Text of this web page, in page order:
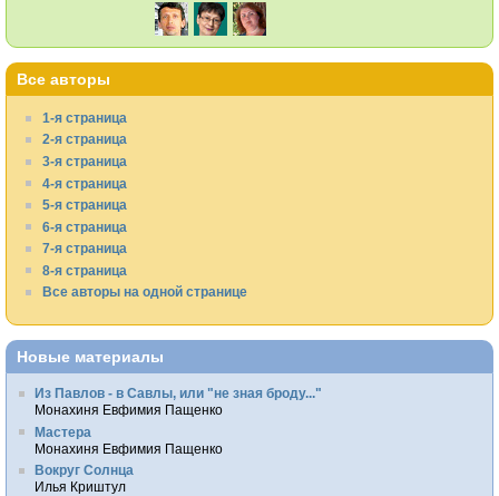
Все авторы
1-я страница
2-я страница
3-я страница
4-я страница
5-я страница
6-я страница
7-я страница
8-я страница
Все авторы на одной странице
Новые материалы
Из Павлов - в Савлы, или "не зная броду..."
Монахиня Евфимия Пащенко
Мастера
Монахиня Евфимия Пащенко
Вокруг Солнца
Илья Криштул